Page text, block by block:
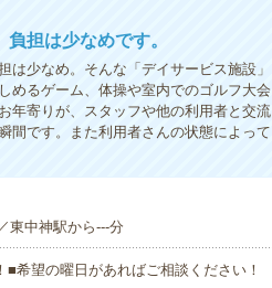
担は少なめです。
は少なめ。そんな「デイサービス施設」
めるゲーム、体操や室内でのゴルフ大会
年寄りが、スタッフや他の利用者と交流
間です。また利用者さんの状態によって
東中神駅から---分
希望の曜日があればご相談ください！